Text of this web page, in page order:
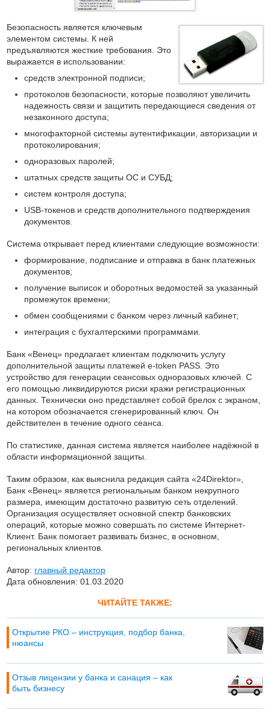
Безопасность является ключевым
элементом системы. К ней
предъявляются жесткие требования. Это
выражается в использовании:
средств электронной подписи;
протоколов безопасности, которые позволяют увеличить
надежность связи и защитить передающиеся сведения от
незаконного доступа;
многофакторной системы аутентификации, авторизации и
протоколирования;
одноразовых паролей;
штатных средств защиты ОС и СУБД;
систем контроля доступа;
USB-токенов и средств дополнительного подтверждения
документов.
Система открывает перед клиентами следующие возможности:
формирование, подписание и отправка в банк платежных
документов;
получение выписок и оборотных ведомостей за указанный
промежуток времени;
обмен сообщениями с банком через личный кабинет;
интеграция с бухгалтерскими программами.
Банк «Венец» предлагает клиентам подключить услугу
дополнительной защиты платежей e-token PASS. Это
устройство для генерации сеансовых одноразовых ключей. С
его помощью ликвидируются риски кражи регистрационных
данных. Технически оно представляет собой брелок с экраном,
на котором обозначается сгенерированный ключ. Он
действителен в течение одного сеанса.
По статистике, данная система является наиболее надёжной в
области информационной защиты.
Таким образом, как выяснила редакция сайта «24Direktor»,
Банк «Венец» является региональным банком некрупного
размера, имеющим достаточно развитую сеть отделений.
Организация осуществляет основной спектр банковских
операций, которые можно совершать по системе Интернет-
Клиент. Банк помогает развивать бизнес, в основном,
региональных клиентов.
Автор: главный редактор
Дата обновления: 01.03.2020
ЧИТАЙТЕ ТАКЖЕ:
Открытие РКО – инструкция, подбор банка,
нюансы
Отзыв лицензии у банка и санация – как
быть бизнесу